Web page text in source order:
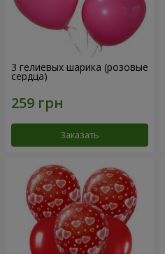
3 гелиевых шарика (розовые
сердца)
Заказать